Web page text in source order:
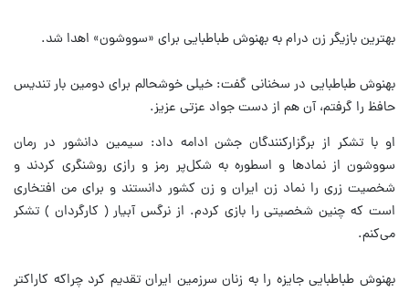
بهترین بازیگر زن درام به بهنوش طباطبایی برای «سووشون» اهدا شد.
بهنوش طباطبایی در سخنانی گفت: خیلی خوشحالم برای دومین بار تندیس
حافظ را گرفتم، آن هم از دست جواد عزتی عزیز.
او با تشکر از برگزارکنندگان جشن ادامه داد: سیمین دانشور در رمان
سووشون از نمادها و اسطوره به شکل‌پر رمز و رازی روشنگری کردند و
شخصیت زری را نماد زن ایران و زن کشور دانستند و برای من افتخاری
است که چنین شخصیتی را بازی کردم. از نرگس آبیار ( کارگردان ) تشکر
می‌کنم.
بهنوش طباطبایی جایزه را به زنان سرزمین ایران تقدیم کرد چراکه کاراکتر